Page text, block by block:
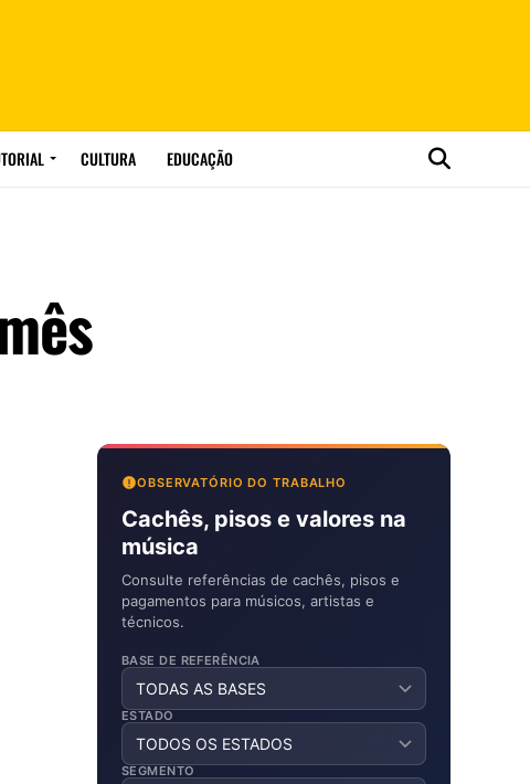
CULTURA EDUCAÇÃO
OBSERVATÓRIO DO TRABALHO
Cachês, pisos e valores na
música
Consulte referências de cachês, pisos e
pagamentos para músicos, artistas e
técnicos.
BASE DE REFERÊNCIA
ESTADO
SEGMENTO